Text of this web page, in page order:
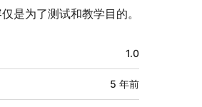
是为了测试和教学目的。
1.0
5 年前